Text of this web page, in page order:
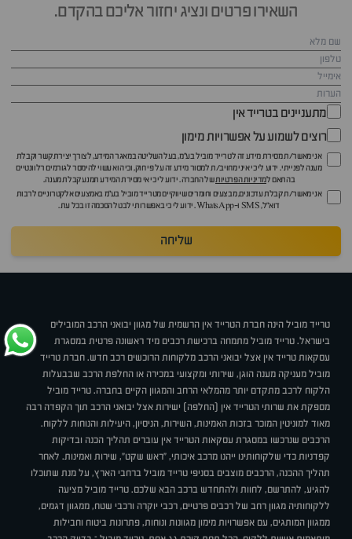
השאירו פרטים ונציג יחזור אליכם בהקדם.
מתעניינים בטרייד אין
רוצים לשמוע על אפשרויות מימון
אני מאשר/ת מסירת מידע זה לטרייד מוביל בע"מ, בעל השליטה במאגר המידע, לצורך יצירת קשר וקבלת
מענה לפנייתי. ידוע לי כי איני מחויב/ת למסור מידע זה על פי חוק, וכי הוא עשוי להימסר לגורמים רלוונטיים
בהתאם למדיניות הפרטיותשל החברה. ידוע לי כי אי מסירת המידע תמנע קבלת מענה.
אני מאשר/ת קבלת עדכונים, מבצעים וחומרים שיווקיים מטרייד מוביל בע"מ באמצעים אלקטרוניים לרבות
דוא״ל, SMS ו-WhatsApp. ידוע לי כי באפשרותי לבטל הסכמה זו בכל עת.
שליחה
טרייד מוביל הינה חברת הטרייד אין הרשמית של מגוון יבואני הרכב המובילים
בישראל. טרייד מוביל מתמחה ברכישת רכבים מיד ראשונה פרטית במסגרת
עסקאות טרייד אין אצל יבואני הרכב מלקוחות הרוכשים רכב חדש. חברת טרייד
מוביל מעניקה מענה הוגן, שירותי ומקצועי במכירה או החלפת הרכב שבבעלות
הלקוח לרכב מתקדם יותר מהמלאי הרחב והמגוון הקיים בחברה. טרייד מוביל
מספקת את שרותי הטרייד אין (החלפה) ישירות אצל יבואני הרכב תוך הקפדה רבה
מאוד למוניטין המוכר בזכות האמינות, השירות, הניסיון, היעילות והנוחות ללקוח.
הרכבים שנרכשו במסגרת עסקאות הטרייד אין עוברים תהליך הכנה ובדיקות
קפדניות כדי שלקוחותינו ייהנו מרכב איכותי, "ראש שקט", שירות ואמינות. לאחר
תהליך ההכנה, הרכבים מוצבים בסניפי טרייד מוביל ברחבי הארץ, על מנת שתוכלו
להגיע, להתרשם, לחוות ולהתחדש ברכב הבא שלכם. טרייד מוביל מציעה
ללקוחותיה מגוון רחב של רכבים פרטיים, רכבי יוקרה ורכבי שטח, ממגוון דגמים,
ממגוון המותגים, עם אפשרויות מימון מגוונות ונוחות, פתרונות ביטוח וחבילות